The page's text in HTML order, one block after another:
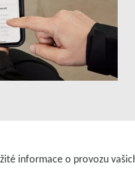
informace o provozu